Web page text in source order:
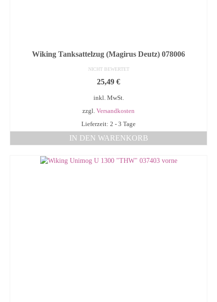
Wiking Tanksattelzug (Magirus Deutz) 078006
NICHT BEWERTET
25,49 €
inkl. MwSt.
zzgl. Versandkosten
Lieferzeit: 2 - 3 Tage
IN DEN WARENKORB